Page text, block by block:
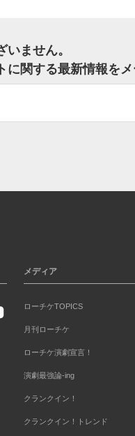
ません。
関する最新情報をメ
メディア
ローチケTOPICS
月刊ローチケ
ローチケ演劇宣言！
演劇最強論-ing
クランクイン！
クランクイン！トレンド